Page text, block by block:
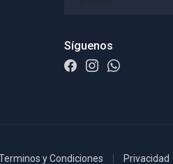
Síguenos
y Condiciones Privacidad